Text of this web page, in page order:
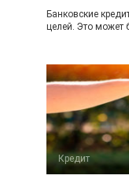
Банковские
целей. Это может
Кредит